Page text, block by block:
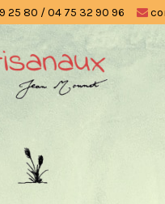
25 80 / 04 75 32 90 96